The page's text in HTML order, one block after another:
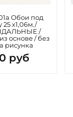
Обои под
25 х1,06м./
/
основе / без
рисунка
руб